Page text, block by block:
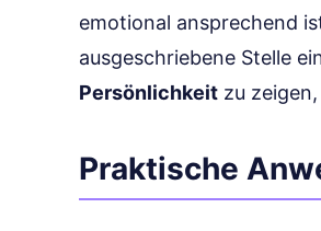
emotional ansprechend
ausgeschriebene Stelle
Persönlichkeit zu
Praktische